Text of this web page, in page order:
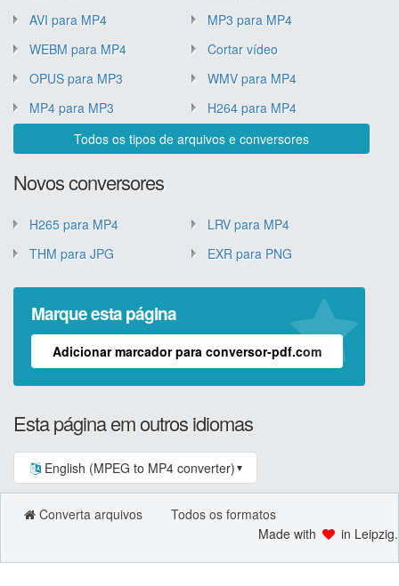
AVI para MP4
MP3 para MP4
WEBM para MP4
Cortar vídeo
OPUS para MP3
WMV para MP4
MP4 para MP3
H264 para MP4
Todos os tipos de arquivos e conversores
Novos conversores
H265 para MP4
LRV para MP4
THM para JPG
EXR para PNG
Marque esta página
Adicionar marcador para conversor-pdf.com
Esta página em outros idiomas
English (MPEG to MP4 converter) ▼
Converta arquivos
Todos os formatos
Made with
in Leipzig.